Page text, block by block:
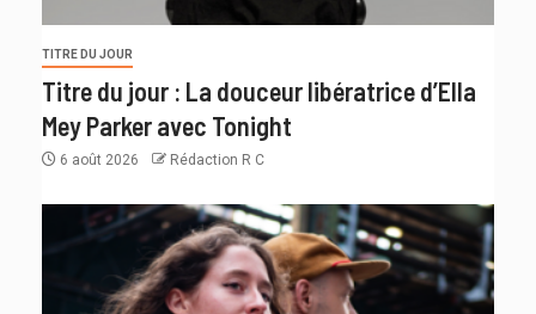
TITRE DU JOUR
Titre du jour : La douceur libératrice d’Ella
Mey Parker avec Tonight
6 août 2026 Rédaction R C